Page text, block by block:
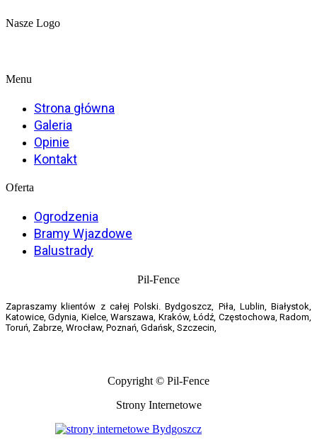
Nasze Logo
Menu
Strona główna
Galeria
Opinie
Kontakt
Oferta
Ogrodzenia
Bramy Wjazdowe
Balustrady
Pil-Fence
Zapraszamy klientów z całej Polski. Bydgoszcz, Piła, Lublin, Białystok,
Katowice, Gdynia, Kielce, Warszawa, Kraków, Łódź, Częstochowa, Radom,
Toruń, Zabrze, Wrocław, Poznań, Gdańsk, Szczecin,
Copyright © Pil-Fence
Strony Internetowe